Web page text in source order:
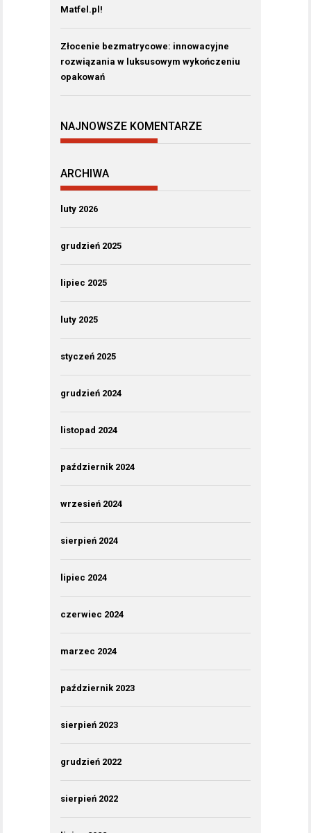
Matfel.pl!
Złocenie bezmatrycowe: innowacyjne
rozwiązania w luksusowym wykończeniu
opakowań
NAJNOWSZE KOMENTARZE
ARCHIWA
luty 2026
grudzień 2025
lipiec 2025
luty 2025
styczeń 2025
grudzień 2024
listopad 2024
październik 2024
wrzesień 2024
sierpień 2024
lipiec 2024
czerwiec 2024
marzec 2024
październik 2023
sierpień 2023
grudzień 2022
sierpień 2022